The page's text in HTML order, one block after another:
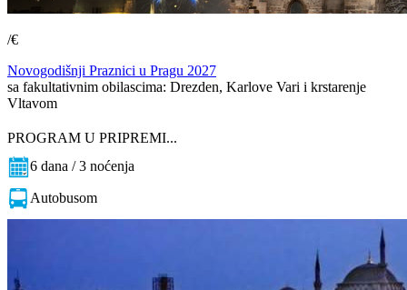
/€
Novogodišnji Praznici u Pragu 2027
sa fakultativnim obilascima: Drezden, Karlove Vari i krstarenje
Vltavom
PROGRAM U PRIPREMI...
6 dana / 3 noćenja
Autobusom